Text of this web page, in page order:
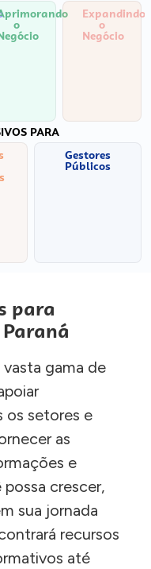
o
Expandindo
o
Negócio
PARA
Gestores
Públicos
para
gama de
os setores e
as
e
crescer,
sua jornada
recursos
até